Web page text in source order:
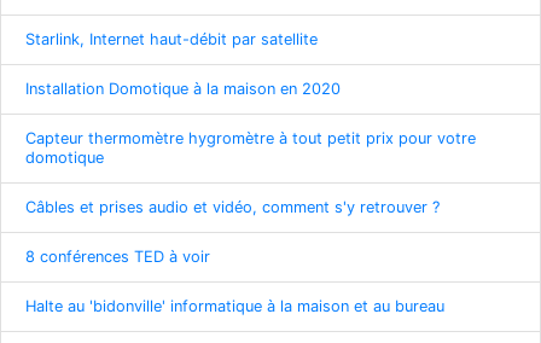
Starlink, Internet haut-débit par satellite
Installation Domotique à la maison en 2020
Capteur thermomètre hygromètre à tout petit prix pour votre
domotique
Câbles et prises audio et vidéo, comment s'y retrouver ?
8 conférences TED à voir
Halte au 'bidonville' informatique à la maison et au bureau